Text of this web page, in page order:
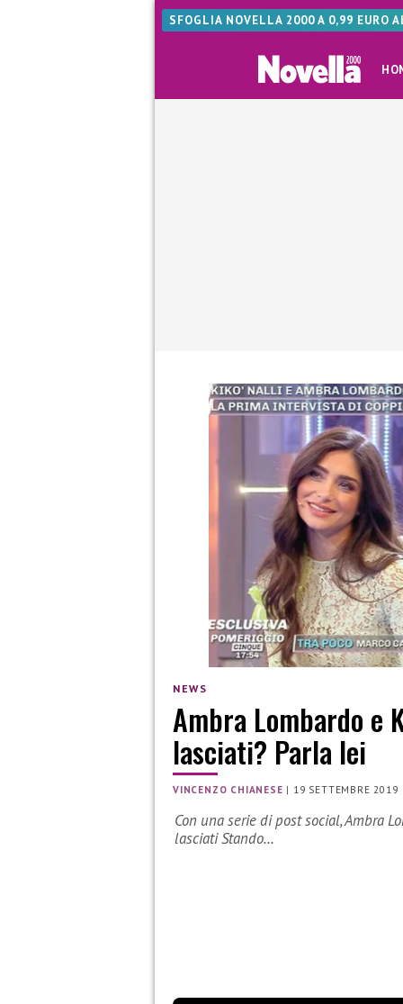
SFOGLIA NOVELLA 2000 A 0,99 EURO
NEWS
Ambra Lombardo e
lasciati? Parla lei
VINCENZO CHIANESE | 19 SETTEMBRE 2019
Con una serie di post social, Ambra
lasciati Stando…